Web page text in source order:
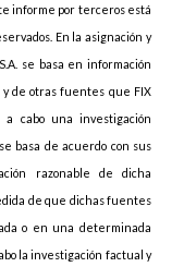
informe por terceros está
En la asignación y
se basa en información
de otras fuentes que FIX
a cabo una investigación
basa de acuerdo con sus
razonable de dicha
de que dichas fuentes
o en una determinada
la investigación factual y